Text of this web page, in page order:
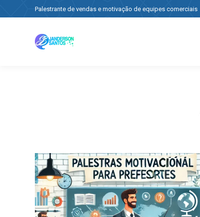
Palestrante de vendas e motivação de equipes comerciais